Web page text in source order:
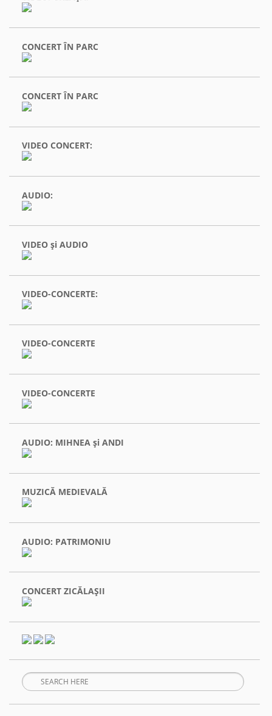
CONCERT ÎN PARC
CONCERT ÎN PARC
VIDEO CONCERT:
AUDIO:
VIDEO şi AUDIO
VIDEO-CONCERTE:
VIDEO-CONCERTE
VIDEO-CONCERTE
AUDIO: MIHNEA şi ANDI
MUZICĂ MEDIEVALĂ
AUDIO: PATRIMONIU
CONCERT ZICĂLAŞII